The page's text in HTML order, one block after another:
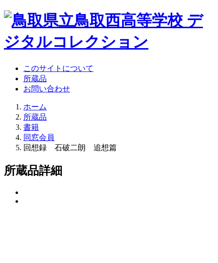
このサイトについて
所蔵品
お問い合わせ
ホーム
所蔵品
書籍
同窓会員
回想録 石破二朗 追想篇
所蔵品詳細